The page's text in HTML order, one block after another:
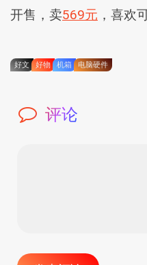
开售，卖569元 ，喜欢
好文 好物 机箱 电脑硬件
评论